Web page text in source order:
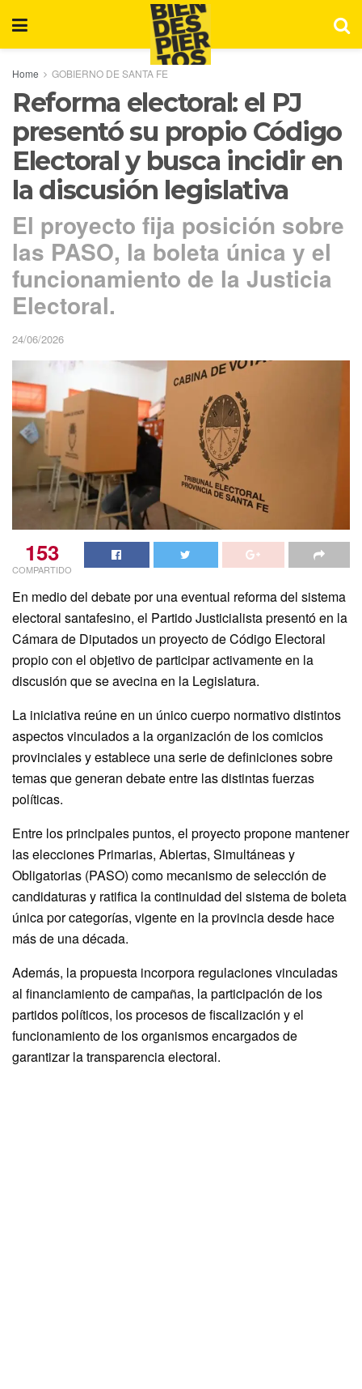
Home GOBIERNO DE SANTA FE
Reforma electoral: el PJ
presentó su propio Código
Electoral y busca incidir en
la discusión legislativa
El proyecto fija posición sobre
las PASO, la boleta única y el
funcionamiento de la Justicia
Electoral.
24/06/2026
153
COMPARTIDO
En medio del debate por una eventual reforma del sistema
electoral santafesino, el Partido Justicialista presentó en la
Cámara de Diputados un proyecto de Código Electoral
propio con el objetivo de participar activamente en la
discusión que se avecina en la Legislatura.
La iniciativa reúne en un único cuerpo normativo distintos
aspectos vinculados a la organización de los comicios
provinciales y establece una serie de definiciones sobre
temas que generan debate entre las distintas fuerzas
políticas.
Entre los principales puntos, el proyecto propone mantener
las elecciones Primarias, Abiertas, Simultáneas y
Obligatorias (PASO) como mecanismo de selección de
candidaturas y ratifica la continuidad del sistema de boleta
única por categorías, vigente en la provincia desde hace
más de una década.
Además, la propuesta incorpora regulaciones vinculadas
al financiamiento de campañas, la participación de los
partidos políticos, los procesos de fiscalización y el
funcionamiento de los organismos encargados de
garantizar la transparencia electoral.